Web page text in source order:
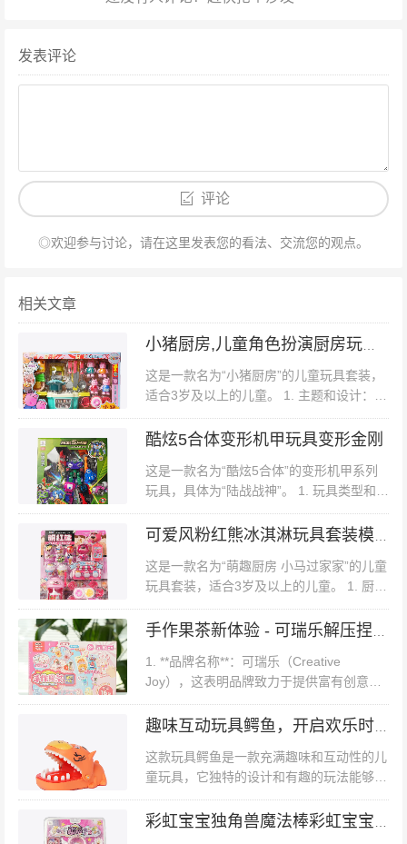
发表评论
评论
◎欢迎参与讨论，请在这里发表您的看法、交流您的观点。
相关文章
这是一款名为“小猪厨房”的儿童玩具套装，
适合3岁及以上的儿童。 1. 主题和设计：
- 该玩具套装以可爱的小猪为主题，整体设
计充满了童趣和色彩。包装上有几只穿着不
酷炫5合体变形机甲玩具变形金刚
这是一款名为“酷炫5合体”的变形机甲系列
玩具，具体为“陆战战神”。 1. 玩具类型和主
题 - 这是一款变形玩具，属于机甲系列。
主题是“陆战战神”，包装上展示了多种颜色
这是一款名为“萌趣厨房 小马过家家”的儿童
玩具套装，适合3岁及以上的儿童。 1. 厨房
玩具套装：该套装包含一个粉红色的厨房玩
具，厨房设计可爱，带有多个功能区域，如
1. **品牌名称**：可瑞乐（Creative
Joy），这表明品牌致力于提供富有创意和
乐趣的产品。2. **产品类型**：手工文创仿
真玩具，意味着产品结合了手工制作和仿真
这款玩具鳄鱼是一款充满趣味和互动性的儿
童玩具，它独特的设计和有趣的玩法能够给
孩子们带来无尽的欢乐。 **一、外观设计**
1. **可爱造型** - 玩具鳄鱼整体呈现出鲜艳